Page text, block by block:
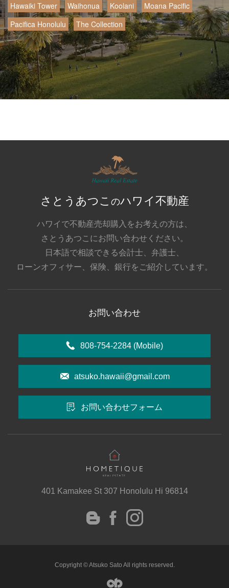
Hawaiki Tower
Waihonua Koolani
Moana Pacific
Pacifica Honolulu
The Collection
さとうあつこ のハワイ不動産
ハワイで不動産売却購入をお考えの方は、
さとうあつこにお問い合わせください。
日本語で相談できる会計士、弁護士、
ローンオフィサー、保険、銀行をご紹介しています。
お問い合わせ
808-754-2284 (Mobile)
atsuko.hawaii@gmail.com
お問い合わせフォーム
401 Kamakee St 307 Honolulu Hi 96814
Blog Facebookinstagram
Copyright © Atsuko Sato All rights reserved.